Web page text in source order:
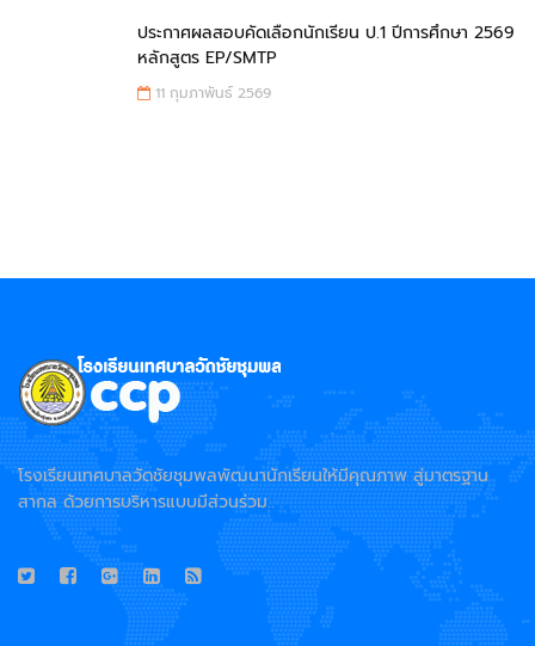
ประกาศผลสอบคัดเลือกนักเรียน ป.1 ปีการศึกษา 2569
หลักสูตร EP/SMTP
11 กุมภาพันธ์ 2569
โรงเรียนเทศบาลวัดชัยชุมพลพัฒนานักเรียนให้มีคุณภาพ สู่มาตรฐาน
สากล ด้วยการบริหารแบบมีส่วนร่วม..